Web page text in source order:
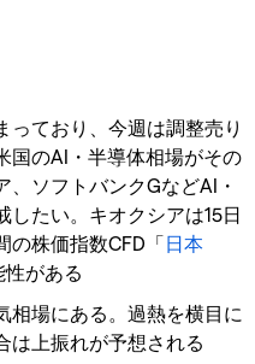
っており、今週は調整売り
国のAI・半導体相場がその
、ソフトバンクGなどAI・
たい。キオクシアは15日
の株価指数CFD「日本
性がある
相場にある。過熱を横目に
は上振れが予想される